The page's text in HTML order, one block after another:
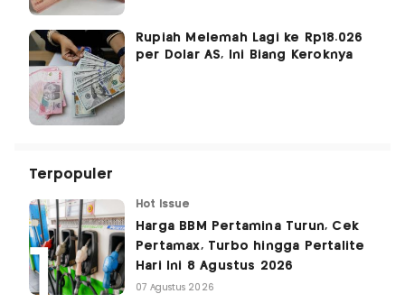
Rupiah Melemah Lagi ke Rp18.026
per Dolar AS, Ini Biang Keroknya
Terpopuler
Hot Issue
Harga BBM Pertamina Turun, Cek
Pertamax, Turbo hingga Pertalite
Hari Ini 8 Agustus 2026
07 Agustus 2026